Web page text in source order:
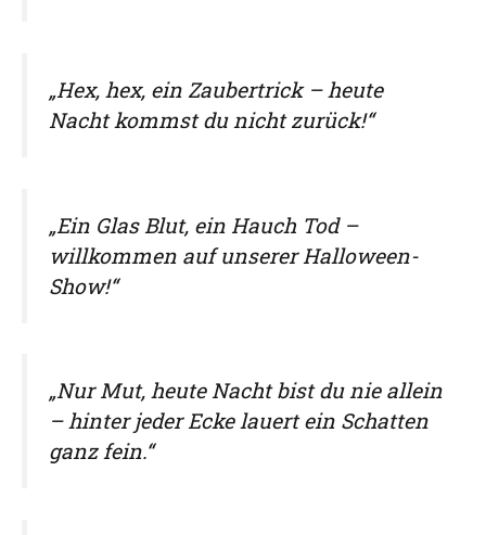
„Hex, hex, ein Zaubertrick – heute
Nacht kommst du nicht zurück!“
„Ein Glas Blut, ein Hauch Tod –
willkommen auf unserer Halloween-
Show!“
„Nur Mut, heute Nacht bist du nie allein
– hinter jeder Ecke lauert ein Schatten
ganz fein.“